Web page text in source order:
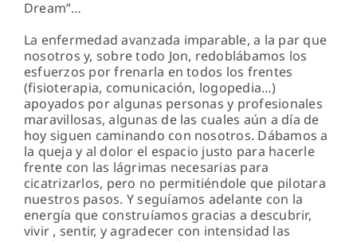
Dream”…
La enfermedad avanzada imparable, a la par que
nosotros y, sobre todo Jon, redoblábamos los
esfuerzos por frenarla en todos los frentes
(fisioterapia, comunicación, logopedia…)
apoyados por algunas personas y profesionales
maravillosas, algunas de las cuales aún a día de
hoy siguen caminando con nosotros. Dábamos a
la queja y al dolor el espacio justo para hacerle
frente con las lágrimas necesarias para
cicatrizarlos, pero no permitiéndole que pilotara
nuestros pasos. Y seguíamos adelante con la
energía que construíamos gracias a descubrir,
vivir , sentir, y agradecer con intensidad las